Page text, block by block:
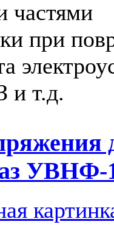
частями
при
и т.д.
УВНФ-